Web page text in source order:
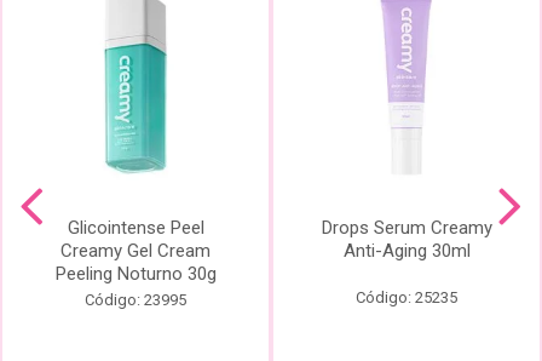
Glicointense Peel
Creamy Gel Cream
Peeling Noturno 30g
Código: 23995
Drops Serum Creamy
Anti-Aging 30ml
Código: 25235